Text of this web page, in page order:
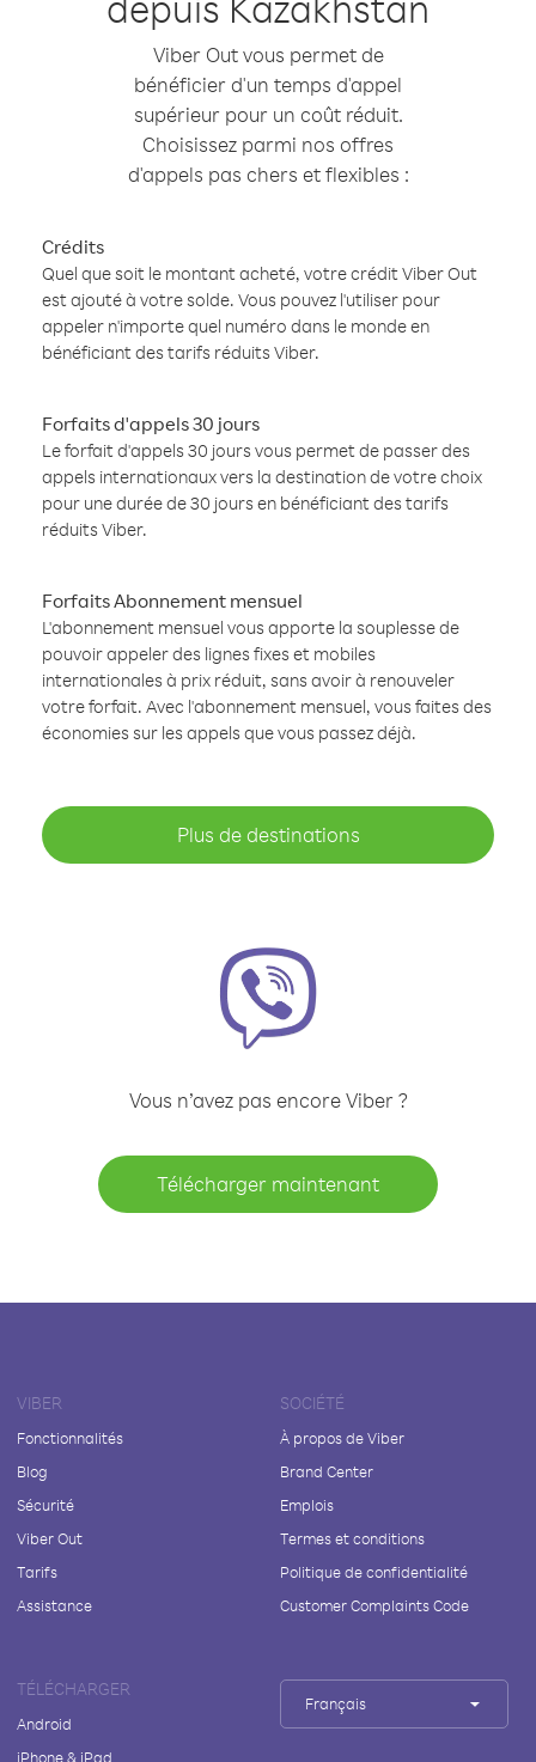
Viber Out vous permet de
bénéficier d'un temps d'appel
supérieur pour un coût réduit.
Choisissez parmi nos offres
d'appels pas chers et flexibles :
Crédits
Quel que soit le montant acheté, votre crédit Viber Out
est ajouté à votre solde. Vous pouvez l'utiliser pour
appeler n'importe quel numéro dans le monde en
bénéficiant des tarifs réduits Viber.
Forfaits d'appels 30 jours
Le forfait d'appels 30 jours vous permet de passer des
appels internationaux vers la destination de votre choix
pour une durée de 30 jours en bénéficiant des tarifs
réduits Viber.
Forfaits Abonnement mensuel
L'abonnement mensuel vous apporte la souplesse de
pouvoir appeler des lignes fixes et mobiles
internationales à prix réduit, sans avoir à renouveler
votre forfait. Avec l'abonnement mensuel, vous faites des
économies sur les appels que vous passez déjà.
Plus de destinations
Vous n’avez pas encore Viber ?
Télécharger maintenant
VIBER
Fonctionnalités
Blog
Sécurité
Viber Out
Tarifs
Assistance
SOCIÉTÉ
À propos de Viber
Brand Center
Emplois
Termes et conditions
Politique de confidentialité
Customer Complaints Code
TÉLÉCHARGER
Android
iPhone & iPad
Français